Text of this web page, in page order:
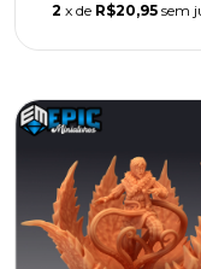
2 x de R$20,95 sem